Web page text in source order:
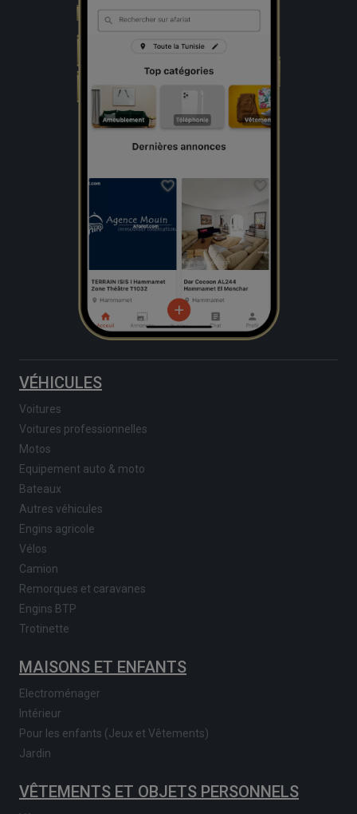
VÉHICULES
Voitures
Voitures professionnelles
Motos
Equipement auto & moto
Bateaux
Autres véhicules
Engins agricole
Vélos
Camion
Remorques et caravanes
Engins BTP
Trotinette
MAISONS ET ENFANTS
Electroménager
Intérieur
Pour les enfants (Jeux et Vêtements)
Jardin
VÊTEMENTS ET OBJETS PERSONNELS